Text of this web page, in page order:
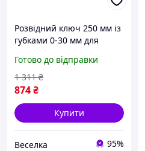
Розвідний ключ 250 мм із
губками 0-30 мм для
зручний інструмент для
домашніх майстрів FLAME
Готово до відправки
874₴
1 311 ₴
Купити
Веселка 95%